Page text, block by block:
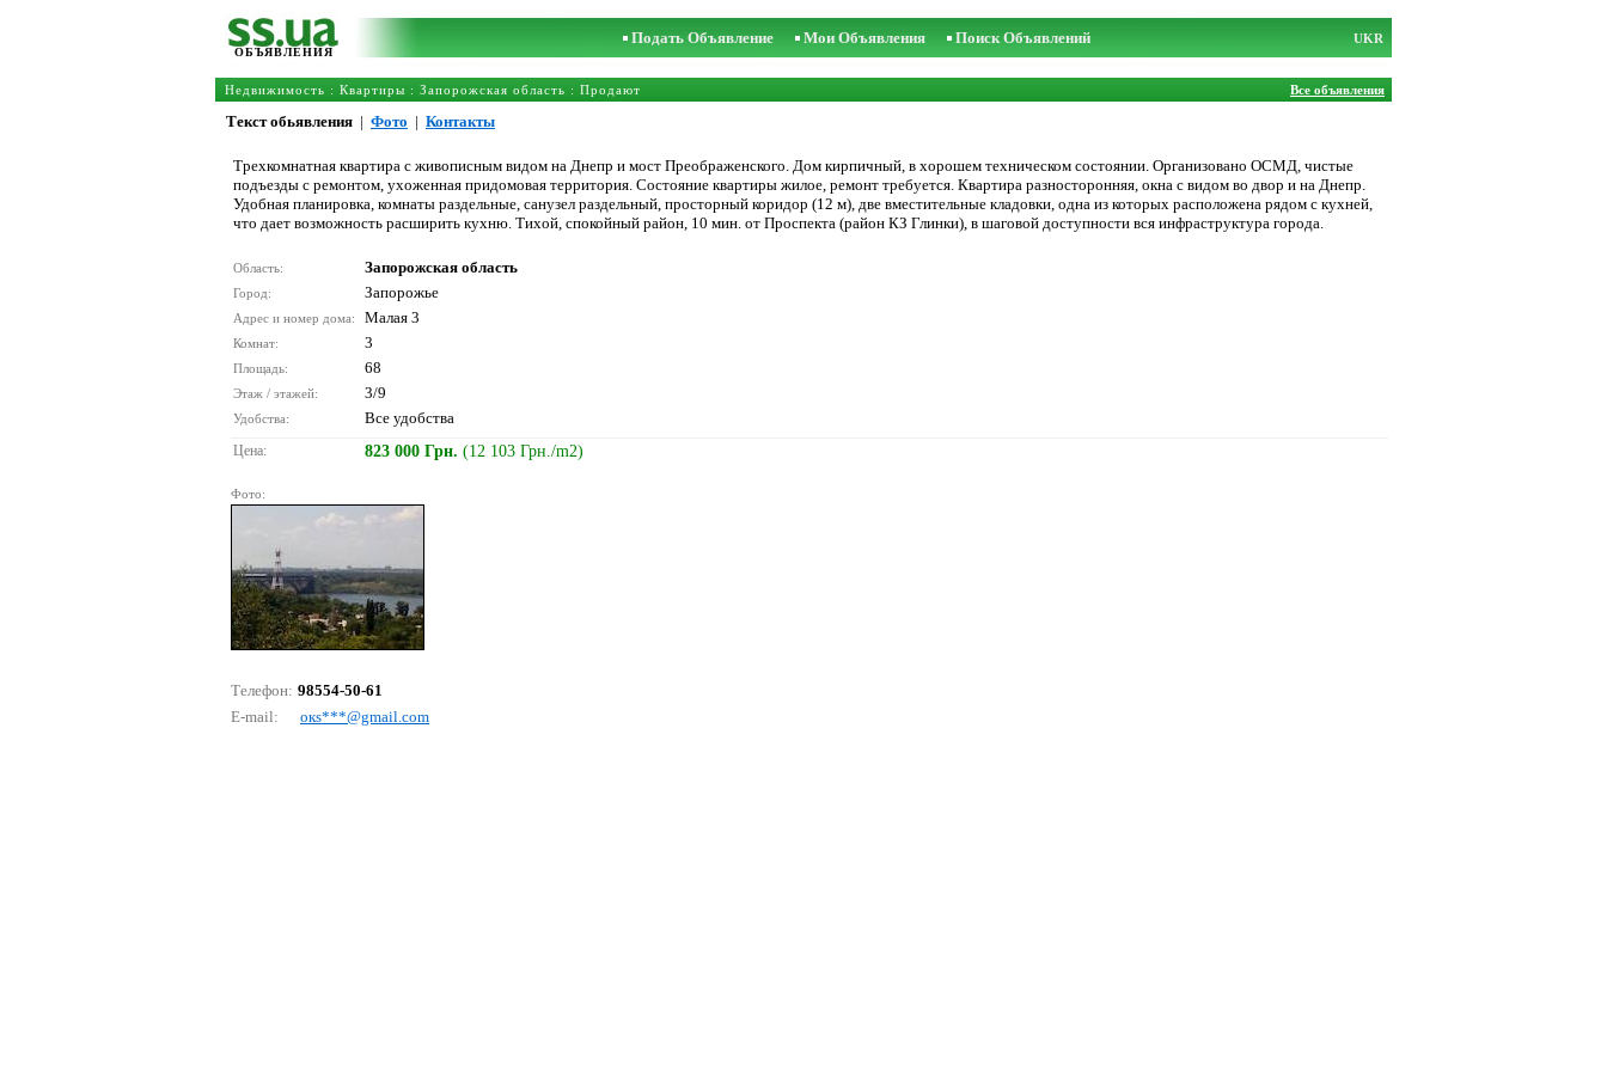
ОБЪЯВЛЕНИЯ
Подать Объявление Мои Объявления Поиск Объявлений UKR
Недвижимость : Квартиры : Запорожская область : Продают Все объявления
Текст обьявления | Фото | Контакты
Трехкомнатная квартира с живописным видом на Днепр и мост Преображенского. Дом кирпичный, в хорошем техническом состоянии. Организовано ОСМД, чистые
подъезды с ремонтом, ухоженная придомовая территория. Состояние квартиры жилое, ремонт требуется. Квартира разносторонняя, окна с видом во двор и на Днепр.
Удобная планировка, комнаты раздельные, санузел раздельный, просторный коридор (12 м), две вместительные кладовки, одна из которых расположена рядом с кухней,
что дает возможность расширить кухню. Тихой, спокойный район, 10 мин. от Проспекта (район КЗ Глинки), в шаговой доступности вся инфраструктура города.
Область: Запорожская область
Город: Запорожье
Адрес и номер дома: Малая 3
Комнат: 3
Площадь: 68
Этаж / этажей: 3/9
Удобства: Все удобства
Цена: 823 000 Грн. (12 103 Грн./m2)
Фото:
Телефон: 98554-50-61
E-mail:
окs***@gmаil.соm